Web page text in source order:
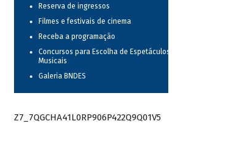
Reserva de ingressos
Filmes e festivais de cinema
Receba a programação
Concursos para Escolha de Espetáculos
Musicais
Galeria BNDES
Z7_7QGCHA41L0RP906P422Q9Q01V5